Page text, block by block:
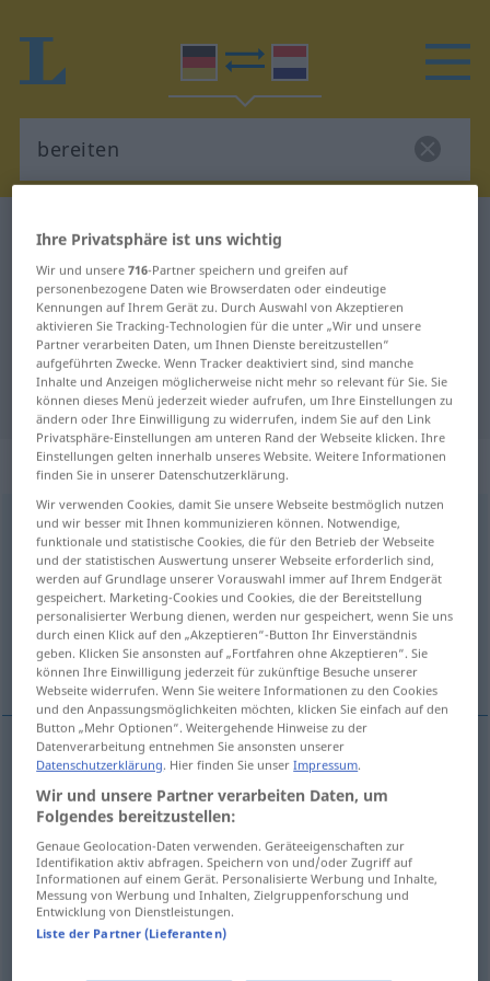
Deutsch-Niederländisch Wörterbuch
Deutsch-Niederländisch
Übersetzung für "bereiten"
"bereiten" Niederländisch
Übersetzung
„bereiten“
bereiten <bereiten>
Übersicht aller Übersetzungen
(Für mehr Details die Übersetzung anklicken/antippen)
bereiden, klaarmaken, veroorzaken, baren,
doen
bereiden,klaarmaken bereiten
veroorzaken bereitenKummer, Schwierigkeiten
baren bereiten Sorge
doen bereiten Freude
Ihre Privatsphäre ist uns wichtig
Wir und unsere716-Partner speichern und greifen auf
personenbezogene Daten wie Browserdaten oder eindeutige
Kennungen auf Ihrem Gerät zu. Durch Auswahl von Akzeptieren
aktivieren Sie Tracking-Technologien für die unter „Wir und unsere
Partner verarbeiten Daten, um Ihnen Dienste bereitzustellen“
aufgeführten Zwecke. Wenn Tracker deaktiviert sind, sind manche
Inhalte und Anzeigen möglicherweise nicht mehr so relevant für Sie. Sie
können dieses Menü jederzeit wieder aufrufen, um Ihre Einstellungen zu
ändern oder Ihre Einwilligung zu widerrufen, indem Sie auf den Link
Privatsphäre-Einstellungen am unteren Rand der Webseite klicken. Ihre
Einstellungen gelten innerhalb unseres Website. Weitere Informationen
finden Sie in unserer Datenschutzerklärung.
Wir verwenden Cookies, damit Sie unsere Webseite bestmöglich nutzen
und wir besser mit Ihnen kommunizieren können. Notwendige,
funktionale und statistische Cookies, die für den Betrieb der Webseite
und der statistischen Auswertung unserer Webseite erforderlich sind,
werden auf Grundlage unserer Vorauswahl immer auf Ihrem Endgerät
gespeichert. Marketing-Cookies und Cookies, die der Bereitstellung
personalisierter Werbung dienen, werden nur gespeichert, wenn Sie uns
durch einen Klick auf den „Akzeptieren“-Button Ihr Einverständnis
geben. Klicken Sie ansonsten auf „Fortfahren ohne Akzeptieren“. Sie
können Ihre Einwilligung jederzeit für zukünftige Besuche unserer
Webseite widerrufen. Wenn Sie weitere Informationen zu den Cookies
und den Anpassungsmöglichkeiten möchten, klicken Sie einfach auf den
Button „Mehr Optionen“. Weitergehende Hinweise zu der
Datenverarbeitung entnehmen Sie ansonsten unserer
Datenschutzerklärung. Hier finden Sie unserImpressum.
Wir und unsere Partner verarbeiten Daten, um
Folgendes bereitzustellen:
Genaue Geolocation-Daten verwenden. Geräteeigenschaften zur
Identifikation aktiv abfragen. Speichern von und/oder Zugriff auf
Informationen auf einem Gerät. Personalisierte Werbung und Inhalte,
Messung von Werbung und Inhalten, Zielgruppenforschung und
Entwicklung von Dienstleistungen.
Liste der Partner (Lieferanten)